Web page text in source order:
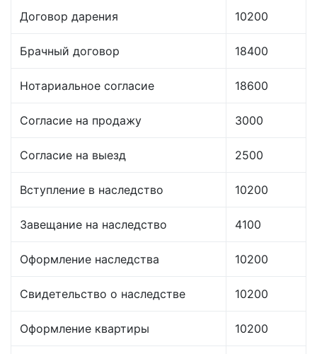
Договор дарения 10200
Брачный договор 18400
Нотариальное согласие 18600
Согласие на продажу 3000
Согласие на выезд 2500
Вступление в наследство 10200
Завещание на наследство 4100
Оформление наследства 10200
Свидетельство о наследстве 10200
Оформление квартиры 10200